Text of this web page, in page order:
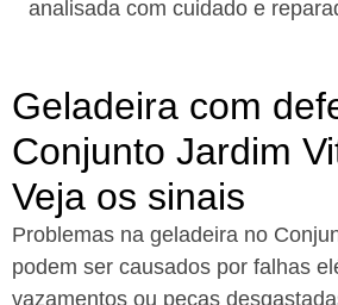
analisada com cuidado e
Geladeira com
Conjunto Jardim
Veja os sinais
Problemas na geladeira no
podem ser causados por falhas
vazamentos ou peças